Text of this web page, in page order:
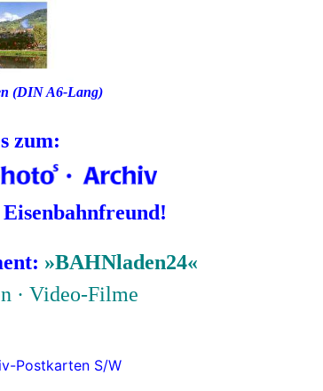
(DIN A6-Lang)
zum:
»BAHNladen24«
· Video-Filme
Postkarten S/W